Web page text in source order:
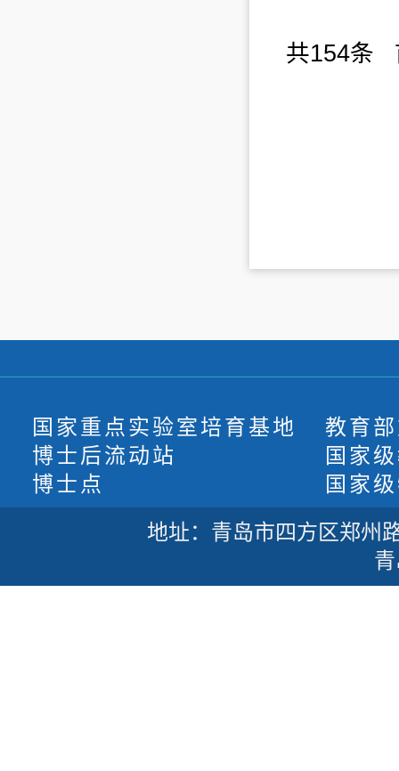
国家重点实验室培育基地
博士后流动站
博士点
教育
国家
国家
地址：青岛市四方区郑